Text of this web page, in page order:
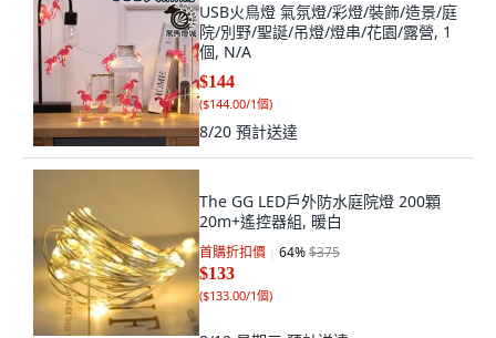
USB火鳥燈 氣氛燈/彩燈/裝飾/造景/庭
院/別野/聖誕/吊燈/燈串/花園/露營, 1
個, N/A
$144
($144.00/1個)
8/20 預計送達
The GG LED戶外防水庭院燈 200顆
20m+遙控器組, 暖白
首購折扣價 64%$375
$133
($133.00/1個)